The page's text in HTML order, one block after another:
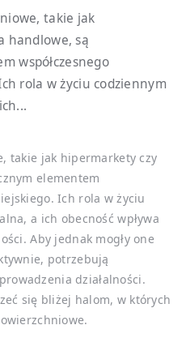
takie jak
handlowe, są
współczesnego
rola w życiu codziennym
takie jak hipermarkety czy
elementem
Ich rola w życiu
a ich obecność wpływa
Aby jednak mogły one
potrzebują
działalności.
się bliżej halom, w których